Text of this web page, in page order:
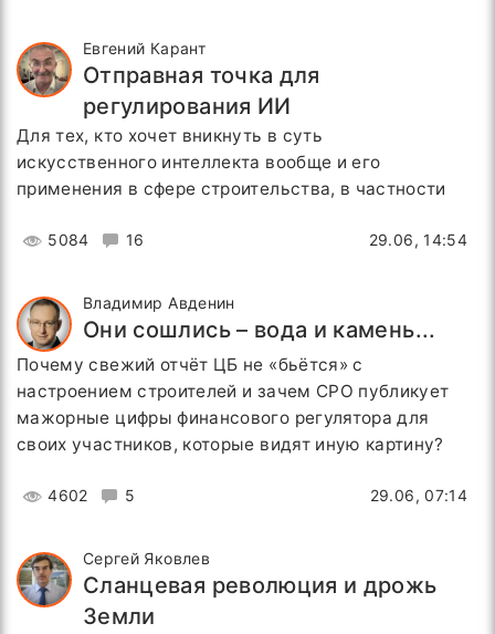
Евгений Карант
Отправная точка для
регулирования ИИ
Для тех, кто хочет вникнуть в суть
искусственного интеллекта вообще и его
применения в сфере строительства, в частности
5084 16 29.06, 14:54
Владимир Авденин
Они сошлись – вода и камень...
Почему свежий отчёт ЦБ не «бьётся» с
настроением строителей и зачем СРО публикует
мажорные цифры финансового регулятора для
своих участников, которые видят иную картину?
4602 5 29.06, 07:14
Сергей Яковлев
Сланцевая революция и дрожь
Земли